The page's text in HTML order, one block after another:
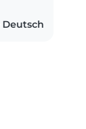
Deutsch